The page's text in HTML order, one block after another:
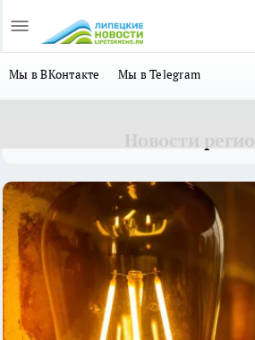
Мы в ВКонтакте Мы в Telegram